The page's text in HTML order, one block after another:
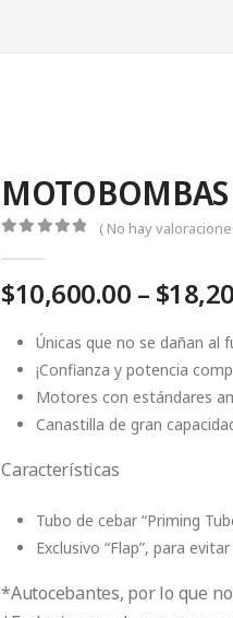
( No hay
$10,600.00 – $
Únicas que no se dañan al
¡Confianza y potencia
Motores con estándares
Canastilla de gran
Características
Tubo de cebar “Priming
Exclusivo “Flap”, para
*Autocebantes, por lo que